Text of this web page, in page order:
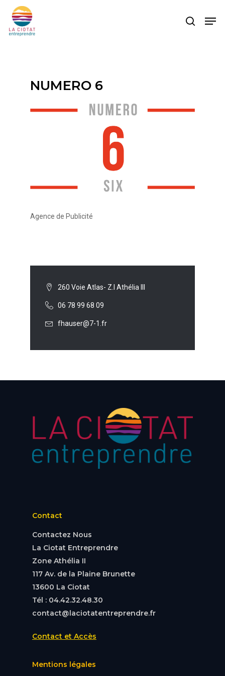
main
search
NUMERO 6
Agence de Publicité
260 Voie Atlas- Z.I Athélia III
06 78 99 68 09
fhauser@7-1.fr
Contact
Contactez Nous
La Ciotat Entreprendre
Zone Athélia II
117 Av. de la Plaine Brunette
13600 La Ciotat
Tél : 04.42.32.48.30
contact@laciotatentreprendre.fr
Contact et Accès
Mentions légales